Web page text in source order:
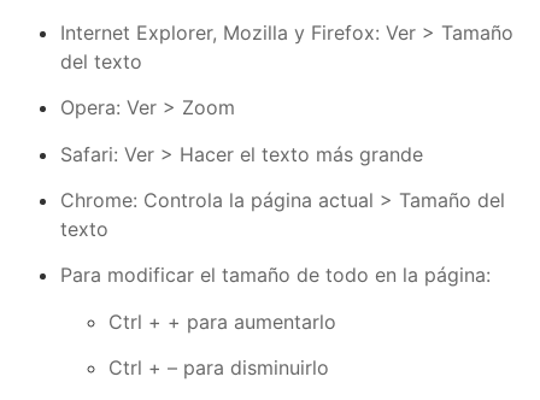
Internet Explorer, Mozilla y Firefox: Ver > Tamaño
del texto
Opera: Ver > Zoom
Safari: Ver > Hacer el texto más grande
Chrome: Controla la página actual > Tamaño del
texto
Para modificar el tamaño de todo en la página:
Ctrl + + para aumentarlo
Ctrl + – para disminuirlo